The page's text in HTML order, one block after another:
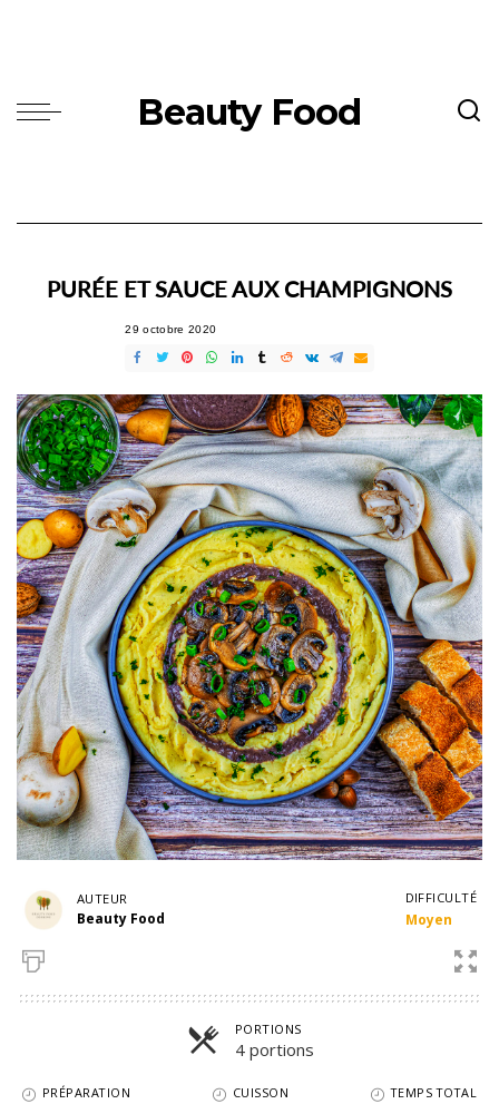
Beauty Food
PURÉE ET SAUCE AUX CHAMPIGNONS
29 octobre 2020
AUTEUR
Beauty Food
DIFFICULTÉ
Moyen
PORTIONS
4 portions
PRÉPARATION
CUISSON
TEMPS TOTAL